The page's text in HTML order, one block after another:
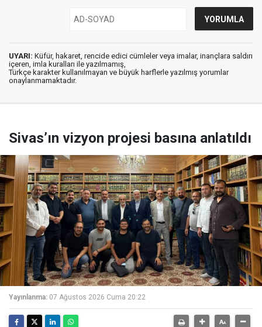
UYARI: Küfür, hakaret, rencide edici cümleler veya imalar, inançlara saldırı
içeren, imla kuralları ile yazılmamış,
Türkçe karakter kullanılmayan ve büyük harflerle yazılmış yorumlar
onaylanmamaktadır.
Sivas’ın vizyon projesi basına anlatıldı
Yayınlanma: 07 Ağustos 2026 Cuma 20:22